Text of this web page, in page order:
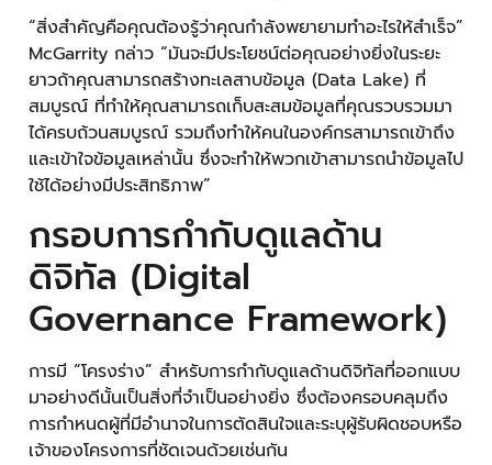
“สิ่งสำคัญคือคุณต้องรู้ว่าคุณกำลังพยายามทำอะไรให้สำเร็จ”
McGarrity กล่าว “มันจะมีประโยชน์ต่อคุณอย่างยิ่งในระยะ
ยาวถ้าคุณสามารถสร้างทะเลสาบข้อมูล (Data Lake) ที่
สมบูรณ์ ที่ทำให้คุณสามารถเก็บสะสมข้อมูลที่คุณรวบรวมมา
ได้ครบถ้วนสมบูรณ์ รวมถึงทำให้คนในองค์กรสามารถเข้าถึง
และเข้าใจข้อมูลเหล่านั้น ซึ่งจะทำให้พวกเข้าสามารถนำข้อมูลไป
ใช้ได้อย่างมีประสิทธิภาพ”
กรอบการกำกับดูแลด้าน
ดิจิทัล (Digital
Governance Framework)
การมี “โครงร่าง” สำหรับการกำกับดูแลด้านดิจิทัลที่ออกแบบ
มาอย่างดีนั้นเป็นสิ่งที่จำเป็นอย่างยิ่ง ซึ่งต้องครอบคลุมถึง
การกำหนดผู้ที่มีอำนาจในการตัดสินใจและระบุผู้รับผิดชอบหรือ
เจ้าของโครงการที่ชัดเจนด้วยเช่นกัน